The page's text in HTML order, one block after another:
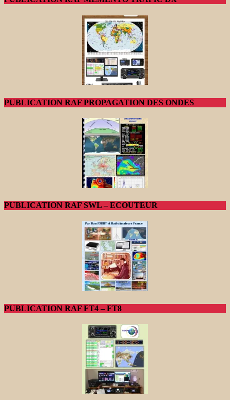
PUBLICATION RAF PROPAGATION DES ONDES
PUBLICATION RAF SWL – ECOUTEUR
PUBLICATION RAF FT4 – FT8